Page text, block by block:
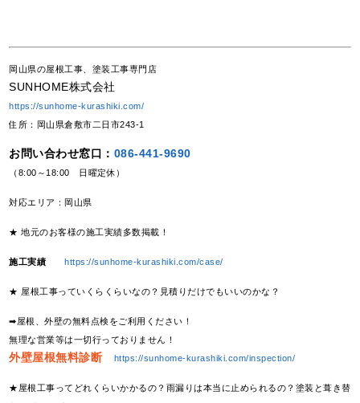
岡山県の屋根工事、塗装工事専門店
SUNHOME株式会社
https://sunhome-kurashiki.com/
住所：岡山県倉敷市二日市243-1
お問い合わせ窓口： 086-441-9690
（8:00～18:00 日曜定休）
対応エリア：岡山県
★ 地元のお客様の施工実績多数掲載！
施工実績 https://sunhome-kurashiki.com/case/
★ 屋根工事っていくらくらいなの？見積りだけでもいいのかな？
➡屋根、外壁の無料点検をご利用ください！
無理な営業等は一切行っておりません！
外壁屋根無料診断 https://sunhome-kurashiki.com/inspection/
★屋根工事ってどれくらいかかるの？雨漏りは本当に止められるの？塗装と葺き替